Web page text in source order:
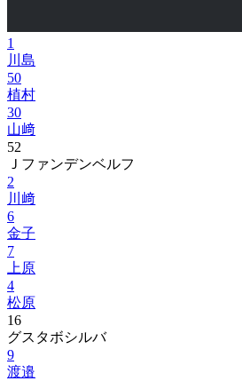
1
川島
50
植村
30
山﨑
52
Ｊファンデンベルフ
2
川﨑
6
金子
7
上原
4
松原
16
グスタボシルバ
9
渡邉